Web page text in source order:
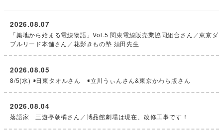
「築地から始まる電線物語」Vol.5 関東電線販売業協同組合さん／東京ダ
ブルリード本舗さん／花影きもの塾 須田先生
2026.08.07
8/5(水) ◉日東タオルさん ◉立川うぃんさん&東京かわら版さん
2026.08.05
落語家 三遊亭朝橘さん／博品館劇場は現在、改修工事です！
2026.08.04